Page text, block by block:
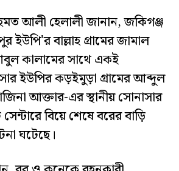
আলী হেলালী জানান, জকিগঞ্জ
বাল্লাহ গ্রামের জামাল
কালামের সাথে একই
ইউপির কড়ইমুড়া গ্রামের আব্দুল
আক্তার-এর স্থানীয় সোনাসার
বিয়ে শেষে বরের বাড়ি
ঘটেছে।